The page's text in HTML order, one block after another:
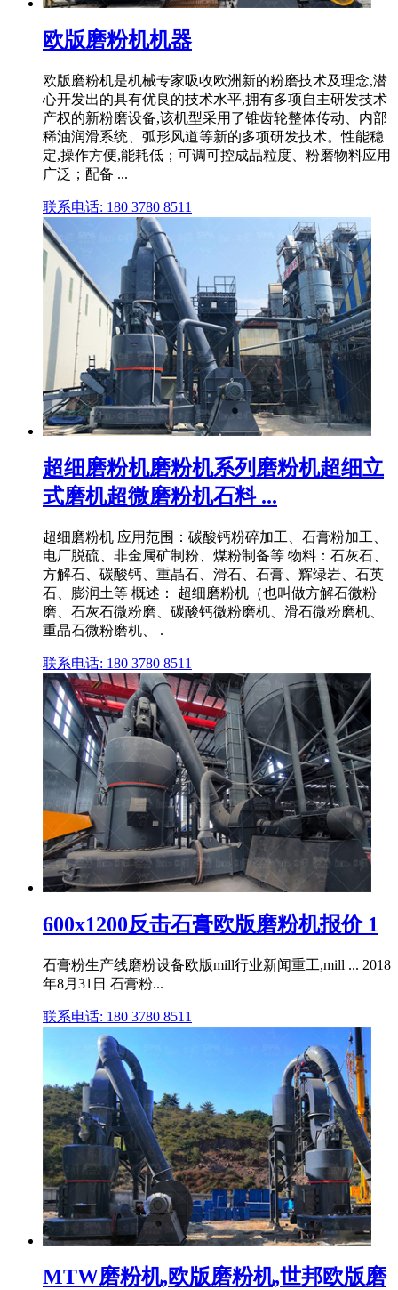
欧版磨粉机机器
欧版磨粉机是机械专家吸收欧洲新的粉磨技术及理念,潜
心开发出的具有优良的技术水平,拥有多项自主研发技术
产权的新粉磨设备,该机型采用了锥齿轮整体传动、内部
稀油润滑系统、弧形风道等新的多项研发技术。性能稳
定,操作方便,能耗低；可调可控成品粒度、粉磨物料应用
广泛；配备 ...
联系电话: 180 3780 8511
超细磨粉机磨粉机系列磨粉机超细立
式磨机超微磨粉机石料 ...
超细磨粉机 应用范围：碳酸钙粉碎加工、石膏粉加工、
电厂脱硫、非金属矿制粉、煤粉制备等 物料：石灰石、
方解石、碳酸钙、重晶石、滑石、石膏、辉绿岩、石英
石、膨润土等 概述： 超细磨粉机（也叫做方解石微粉
磨、石灰石微粉磨、碳酸钙微粉磨机、滑石微粉磨机、
重晶石微粉磨机、 .
联系电话: 180 3780 8511
600x1200反击石膏欧版磨粉机报价 1
石膏粉生产线磨粉设备欧版mill行业新闻重工,mill ... 2018
年8月31日 石膏粉...
联系电话: 180 3780 8511
MTW磨粉机,欧版磨粉机,世邦欧版磨